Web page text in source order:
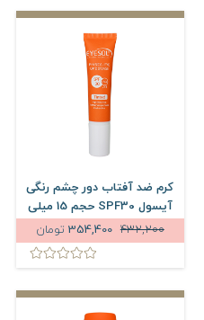
کرم ضد آفتاب دور چشم رنگی
آیسول SPF30 حجم 15 میلی
لیتر
432,200
354,400 تومان